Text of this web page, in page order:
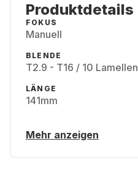
Produktdetails
FOKUS
Manuell
BLENDE
T2.9 - T16 / 10 Lamellen
LÄNGE
141mm
Mehr anzeigen